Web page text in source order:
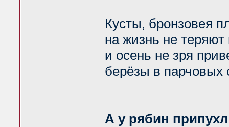
Кусты, бронзовея
на жизнь не
и осень не зря
берёзы в парчовых
А у рябин